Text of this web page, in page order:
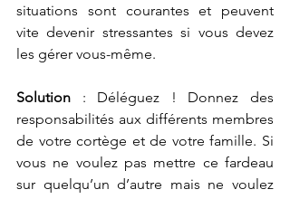
situations sont courantes et peuvent
vite devenir stressantes si vous devez
les gérer vous-même.
Solution : Déléguez ! Donnez des
responsabilités aux différents membres
de votre cortège et de votre famille. Si
vous ne voulez pas mettre ce fardeau
sur quelqu’un d’autre mais ne voulez